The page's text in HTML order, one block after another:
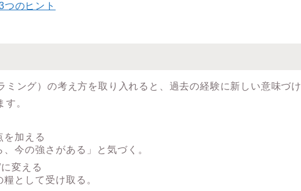
のヒント
ミング）の考え方を取り入れると、過去の経験に新しい意味づけ
。
を加える
今の強さがある」と気づく。
変える
として受け取る。